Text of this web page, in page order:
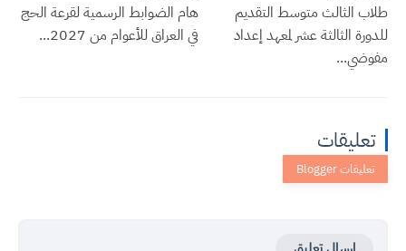
طلاب الثالث متوسط التقديم
للدورة الثالثة عشر لمعهد إعداد
مفوضي...
هام الضوابط الرسمية لقرعة الحج
في العراق للأعوام من 2027...
تعليقات